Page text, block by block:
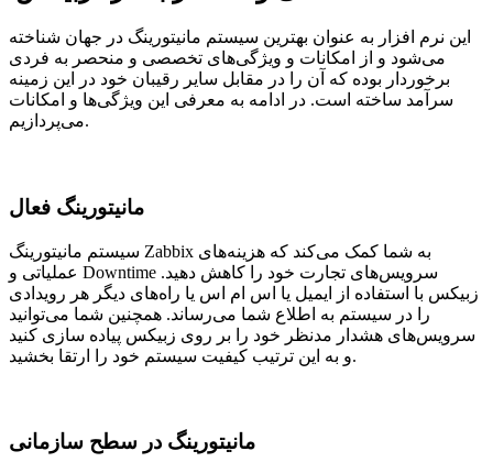
این نرم افزار به عنوان بهترین سیستم مانیتورینگ در جهان شناخته
می‌شود و از امکانات و ویژگی‌های تخصصی و منحصر به فردی
برخوردار بوده که آن را در مقابل سایر رقیبان خود در این زمینه
سرآمد ساخته‌ است. در ادامه به معرفی این ویژگی‌ها و امکانات
می‌پردازیم.
مانیتورینگ فعال
سیستم مانیتورینگ Zabbix به شما کمک می‌کند که هزینه‌های
عملیاتی و Downtime سرویس‌های تجارت خود را کاهش دهید.
زبیکس با استفاده از ایمیل یا اس ام اس یا راه‌های دیگر هر رویدادی
را در سیستم به اطلاع شما می‌رساند. همچنین شما می‌توانید
سرویس‌های هشدار مدنظر خود را بر روی زبیکس پیاده سازی کنید
و به این ترتیب کیفیت سیستم خود را ارتقا بخشید.
مانیتورینگ در سطح سازمانی